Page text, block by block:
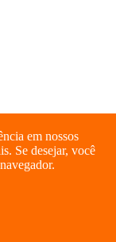
em nossos
Se desejar, você